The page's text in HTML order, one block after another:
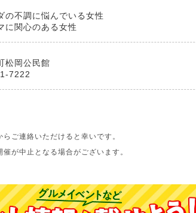
の不調に悩んでいる女性
に関心のある女性
松岡公民館
7222
らご連絡いただけると幸いです。
が中止となる場合がございます。